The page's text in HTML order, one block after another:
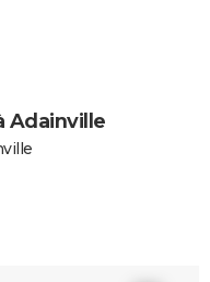
Adainville